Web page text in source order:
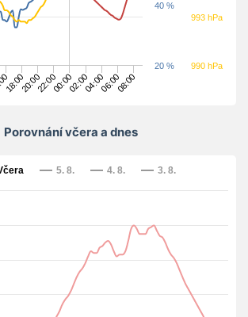
18:0020:0022:0000:0002:0004:0006:0008:00
20 %
40 %
990 hPa
993 hPa
Porovnání včera a dnes
včera a dnes
5. 8. 4. 8. 3. 8.